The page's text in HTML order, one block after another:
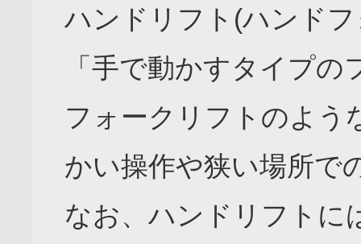
ハンドリフト(ハンド
「手で動かすタイプ
フォークリフトのよう
かい操作や狭い場所で
なお、ハンドリフトに